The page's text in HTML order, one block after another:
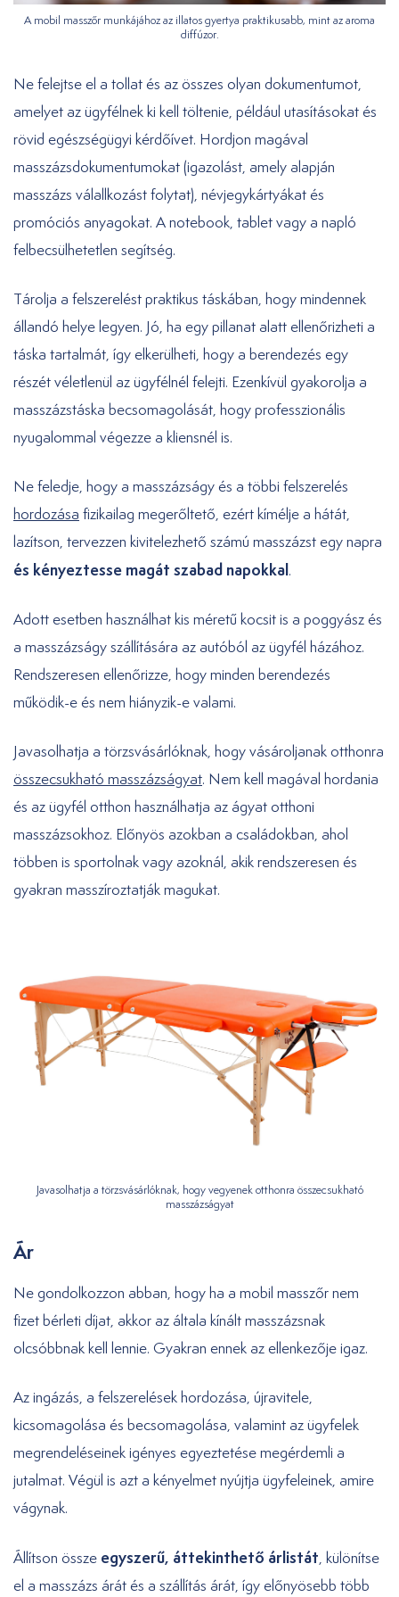
A mobil masszőr munkájához az illatos gyertya praktikusabb, mint az aroma
diffúzor.
Ne felejtse el a tollat és az összes olyan dokumentumot,
amelyet az ügyfélnek ki kell töltenie, például utasításokat és
rövid egészségügyi kérdőívet. Hordjon magával
masszázsdokumentumokat (igazolást, amely alapján
masszázs válallkozást folytat), névjegykártyákat és
promóciós anyagokat. A notebook, tablet vagy a napló
felbecsülhetetlen segítség.
Tárolja a felszerelést praktikus táskában, hogy mindennek
állandó helye legyen. Jó, ha egy pillanat alatt ellenőrizheti a
táska tartalmát, így elkerülheti, hogy a berendezés egy
részét véletlenül az ügyfélnél felejti. Ezenkívül gyakorolja a
masszázstáska becsomagolását, hogy professzionális
nyugalommal végezze a kliensnél is.
Ne feledje, hogy a masszázságy és a többi felszerelés
hordozása fizikailag megerőltető, ezért kímélje a hátát,
lazítson, tervezzen kivitelezhető számú masszázst egy napra
és kényeztesse magát szabad napokkal.
Adott esetben használhat kis méretű kocsit is a poggyász és
a masszázságy szállítására az autóból az ügyfél házához.
Rendszeresen ellenőrizze, hogy minden berendezés
működik-e és nem hiányzik-e valami.
Javasolhatja a törzsvásárlóknak, hogy vásároljanak otthonra
összecsukható masszázságyat. Nem kell magával hordania
és az ügyfél otthon használhatja az ágyat otthoni
masszázsokhoz. Előnyös azokban a családokban, ahol
többen is sportolnak vagy azoknál, akik rendszeresen és
gyakran masszíroztatják magukat.
Javasolhatja a törzsvásárlóknak, hogy vegyenek otthonra összecsukható
masszázságyat
Ár
Ne gondolkozzon abban, hogy ha a mobil masszőr nem
fizet bérleti díjat, akkor az általa kínált masszázsnak
olcsóbbnak kell lennie. Gyakran ennek az ellenkezője igaz.
Az ingázás, a felszerelések hordozása, újravitele,
kicsomagolása és becsomagolása, valamint az ügyfelek
megrendeléseinek igényes egyeztetése megérdemli a
jutalmat. Végül is azt a kényelmet nyújtja ügyfeleinek, amire
vágynak.
Állítson össze egyszerű, áttekinthető árlistát, különítse
el a masszázs árát és a szállítás árát, így előnyösebb több